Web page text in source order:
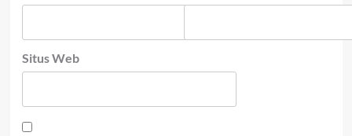
Situs Web